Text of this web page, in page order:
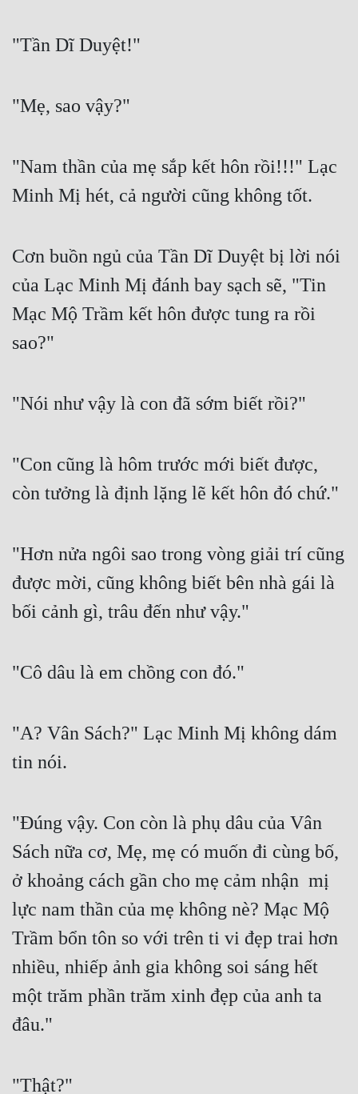
Tính Cách Nhân Vật :
Sát Phạt Quyết Đoán
Vô Sỉ
"Tần Dĩ Duyệt!"
"Mẹ, sao vậy?"
"Nam thần của mẹ sắp kết hôn rồi!!!" Lạc
Minh Mị hét, cả người cũng không tốt.
Cơn buồn ngủ của Tần Dĩ Duyệt bị lời nói
của Lạc Minh Mị đánh bay sạch sẽ, "Tin
Mạc Mộ Trầm kết hôn được tung ra rồi
sao?"
"Nói như vậy là con đã sớm biết rồi?"
"Con cũng là hôm trước mới biết được,
còn tưởng là định lặng lẽ kết hôn đó chứ."
"Hơn nửa ngôi sao trong vòng giải trí cũng
được mời, cũng không biết bên nhà gái là
bối cảnh gì, trâu đến như vậy."
"Cô dâu là em chồng con đó."
"A? Vân Sách?" Lạc Minh Mị không dám
tin nói.
"Đúng vậy. Con còn là phụ dâu của Vân
Sách nữa cơ, Mẹ, mẹ có muốn đi cùng bố,
ở khoảng cách gần cho mẹ cảm nhận  mị
lực nam thần của mẹ không nè? Mạc Mộ
Trầm bổn tôn so với trên ti vi đẹp trai hơn
nhiều, nhiếp ảnh gia không soi sáng hết
một trăm phần trăm xinh đẹp của anh ta
đâu."
"Thật?"